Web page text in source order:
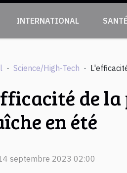
INTERNATIONAL
Science/High-Tech
de
en été
septembre 2023 02:00